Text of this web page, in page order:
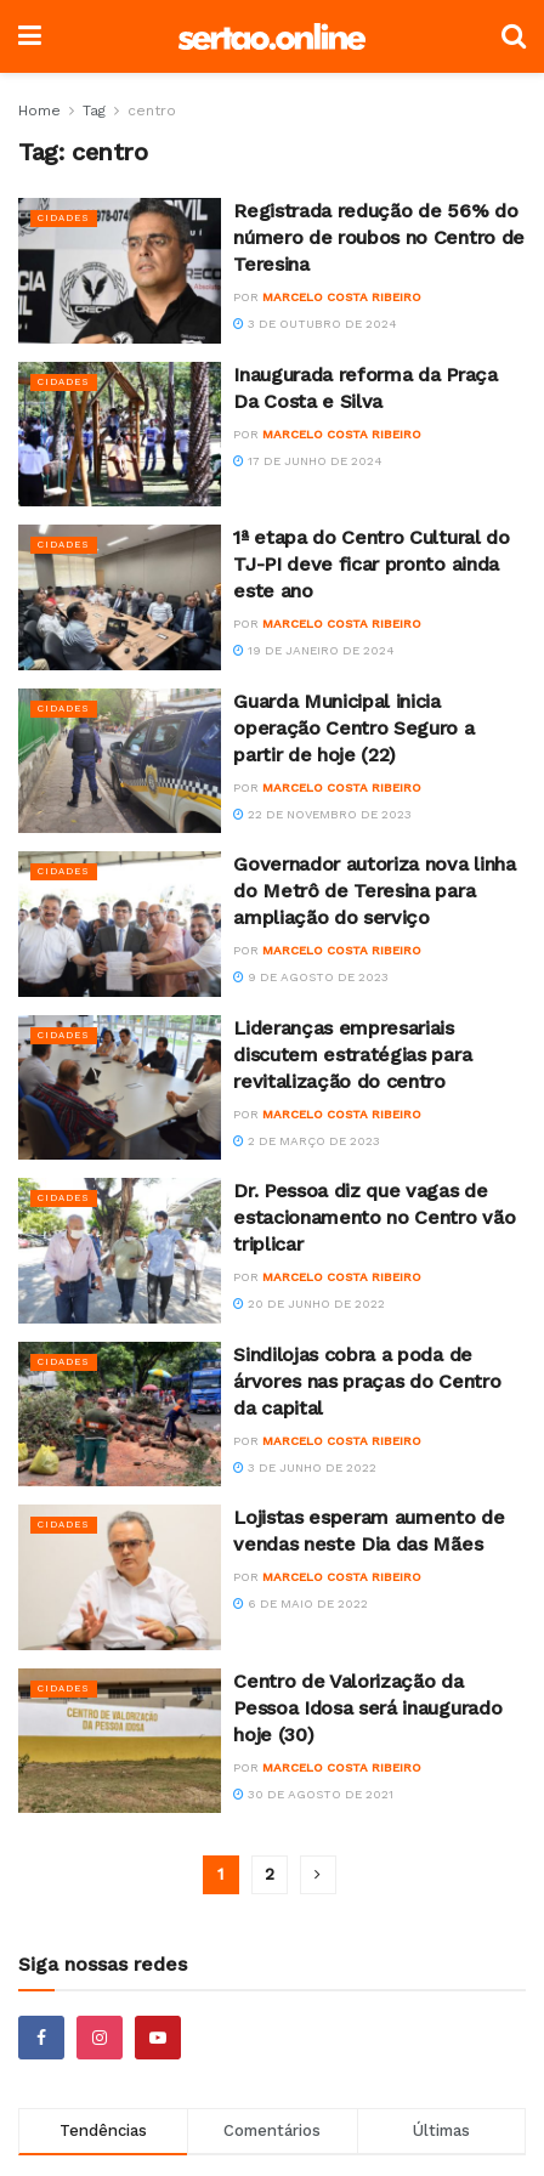
Home Tag centro
Tag: centro
CIDADES
Registrada redução de 56% do
número de roubos no Centro de
Teresina
POR MARCELO COSTA RIBEIRO
3 DE OUTUBRO DE 2024
CIDADES
Inaugurada reforma da Praça
Da Costa e Silva
POR MARCELO COSTA RIBEIRO
17 DE JUNHO DE 2024
CIDADES
1ª etapa do Centro Cultural do
TJ-PI deve ficar pronto ainda
este ano
POR MARCELO COSTA RIBEIRO
19 DE JANEIRO DE 2024
CIDADES
Guarda Municipal inicia
operação Centro Seguro a
partir de hoje (22)
POR MARCELO COSTA RIBEIRO
22 DE NOVEMBRO DE 2023
CIDADES
Governador autoriza nova linha
do Metrô de Teresina para
ampliação do serviço
POR MARCELO COSTA RIBEIRO
9 DE AGOSTO DE 2023
CIDADES
Lideranças empresariais
discutem estratégias para
revitalização do centro
POR MARCELO COSTA RIBEIRO
2 DE MARÇO DE 2023
CIDADES
Dr. Pessoa diz que vagas de
estacionamento no Centro vão
triplicar
POR MARCELO COSTA RIBEIRO
20 DE JUNHO DE 2022
CIDADES
Sindilojas cobra a poda de
árvores nas praças do Centro
da capital
POR MARCELO COSTA RIBEIRO
3 DE JUNHO DE 2022
CIDADES
Lojistas esperam aumento de
vendas neste Dia das Mães
POR MARCELO COSTA RIBEIRO
6 DE MAIO DE 2022
CIDADES
Centro de Valorização da
Pessoa Idosa será inaugurado
hoje (30)
POR MARCELO COSTA RIBEIRO
30 DE AGOSTO DE 2021
1 2
Siga nossas redes
Tendências Comentários Últimas